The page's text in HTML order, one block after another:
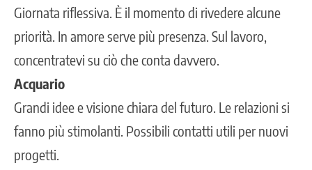
Giornata riflessiva. È il momento di rivedere alcune
priorità. In amore serve più presenza. Sul lavoro,
concentratevi su ciò che conta davvero.
Acquario
Grandi idee e visione chiara del futuro. Le relazioni si
fanno più stimolanti. Possibili contatti utili per nuovi
progetti.